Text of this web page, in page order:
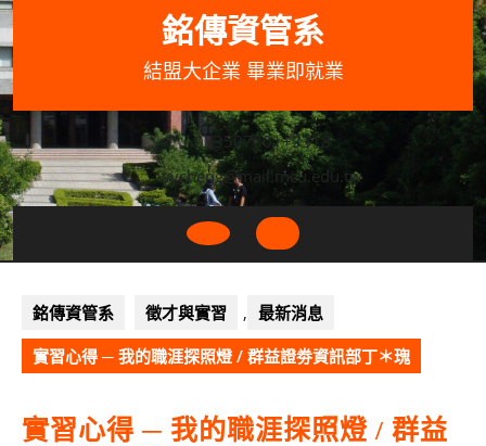
Skip
to
content
銘傳資管系
結盟大企業 畢業即就業
033507001+3318
wycheng@mail.mcu.edu.tw
Open
銘傳資管系
徵才與實習 , 最新消息
實習心得 ─ 我的職涯探照燈 / 群益證劵資訊部丁＊瑰
實習心得 ─ 我的職涯探照燈 / 群益